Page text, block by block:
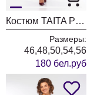
Костюм TAITA PLUS 2622/2 пудра
Размеры:
46,48,50,54,56
180 бел.руб